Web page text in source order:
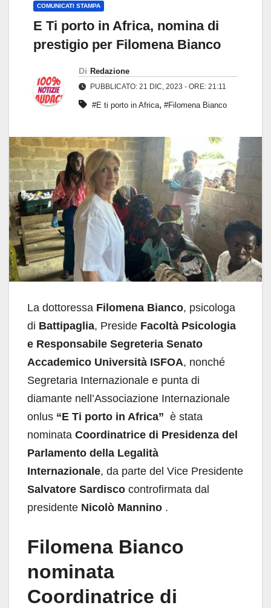
COMUNICATI STAMPA
E Ti porto in Africa, nomina di
prestigio per Filomena Bianco
Di Redazione
PUBBLICATO: 21 DIC, 2023 - ORE: 21:11
#E ti porto in Africa, #Filomena Bianco
La dottoressa Filomena Bianco, psicologa
di Battipaglia, Preside Facoltà Psicologia
e Responsabile Segreteria Senato
Accademico Università ISFOA, nonché
Segretaria Internazionale e punta di
diamante nell’Associazione Internazionale
onlus “E Ti porto in Africa” è stata
nominata Coordinatrice di Presidenza del
Parlamento della Legalità
Internazionale, da parte del Vice Presidente
Salvatore Sardisco controfirmata dal
presidente Nicolò Mannino .
Filomena Bianco
nominata
Coordinatrice di